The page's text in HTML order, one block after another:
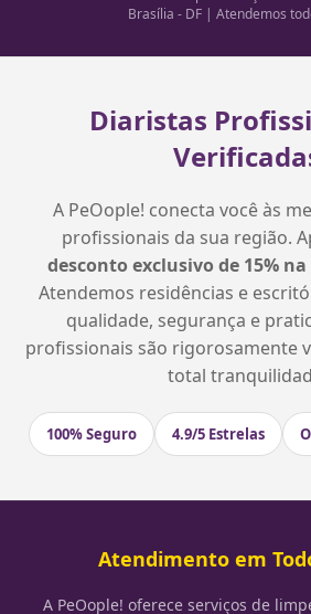
Brasília - DF | Atendemos
Diaristas
A PeOople! conecta você às
profissionais da sua região.
desconto exclusivo de 15%
Atendemos residências e
qualidade, segurança e
profissionais são rigorosamente
total
100% Seguro 4.9/5 Estrelas
Atendimento em
A PeOople! oferece serviços de